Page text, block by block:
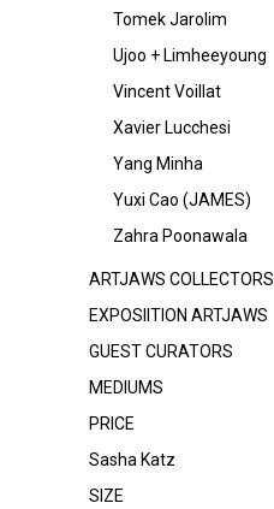
Tomek Jarolim
Ujoo + Limheeyoung
Vincent Voillat
Xavier Lucchesi
Yang Minha
Yuxi Cao (JAMES)
Zahra Poonawala
ARTJAWS COLLECTORS
EXPOSIITION ARTJAWS
GUEST CURATORS
MEDIUMS
PRICE
Sasha Katz
SIZE